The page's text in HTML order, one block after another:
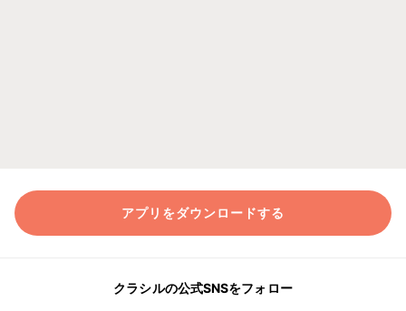
アプリをダウンロードする
クラシルの公式SNSをフォロー